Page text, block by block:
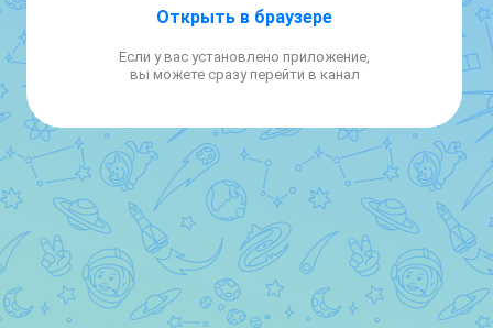
Открыть в браузере
Если у вас установлено приложение,
вы можете сразу перейти в канал